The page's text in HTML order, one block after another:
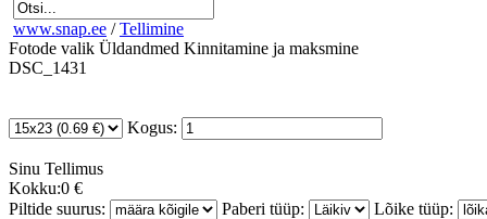
www.snap.ee / Tellimine
Fotode valik Üldandmed Kinnitamine ja maksmine
DSC_1431
Kogus:
Sinu Tellimus
Kokku:0 €
Piltide suurus:
Paberi tüüp:
Lõike tüüp: